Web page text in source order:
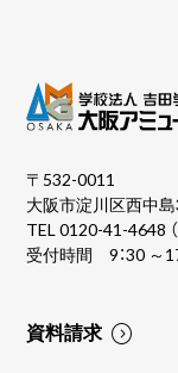
〒532-0011
大阪市淀川区西中
TEL0120-41-4648
受付時間 9：30 ～17
資料請求